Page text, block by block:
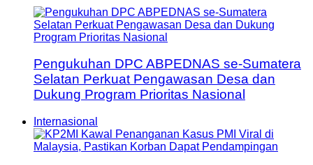
Pengukuhan DPC ABPEDNAS se-Sumatera
Selatan Perkuat Pengawasan Desa dan
Dukung Program Prioritas Nasional
Internasional